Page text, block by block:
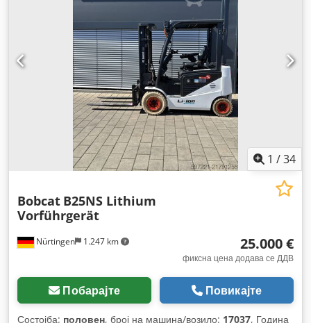
1 /34
Nürtingen 1.247 km
Bobcat B25NS Lithium
Vorführgerät
25.000 €
фиксна цена додава се ДДВ
Побарајте Повикајте
Состојба: половен, број на машина/возило: 17037, Година